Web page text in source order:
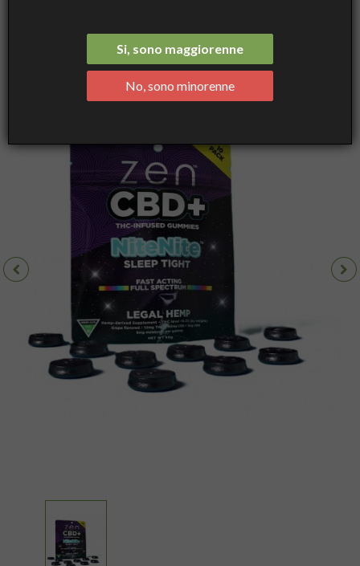
Si, sono maggiorenne
No, sono minorenne